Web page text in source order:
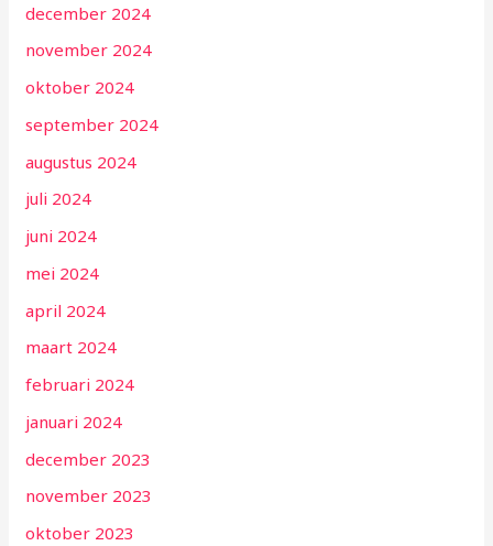
december 2024
november 2024
oktober 2024
september 2024
augustus 2024
juli 2024
juni 2024
mei 2024
april 2024
maart 2024
februari 2024
januari 2024
december 2023
november 2023
oktober 2023